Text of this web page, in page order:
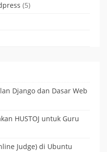
(5)
Django dan Dasar Web
HUSTOJ untuk Guru
Judge) di Ubuntu